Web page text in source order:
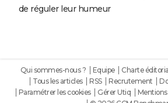
de réguler leur humeur
Qui sommes-nous ? Equipe Charte
Tous les articles
RSS Recrutement
Paramétrer les cookies
Gérer Utiq